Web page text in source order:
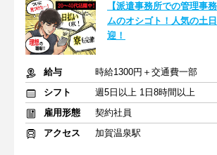
【派遣事務所での管理事
ムのオシゴト！人気の土
迎！
給与
時給1300円＋交通費一部
シフト
週5日以上 1日8時間以上
雇用形態
契約社員
アクセス
加賀温泉駅